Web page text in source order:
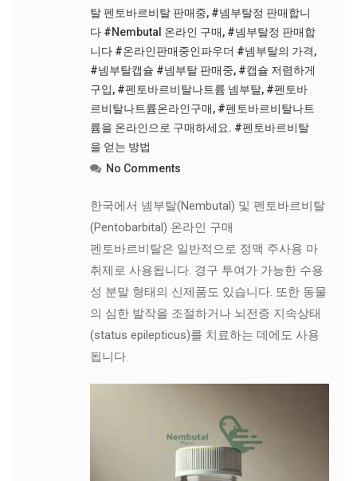
탈 펜토바르비탈 판매중, #넴부탈정 판매합니
다 #Nembutal 온라인 구매, #넴부탈정 판매합
니다 #온라인판매중인파우더 #넴부탈의 가격,
#넴부탈캡슐 #넴부탈 판매중, #캡슐 저렴하게
구입, #펜토바르비탈나트륨 넴부탈, #펜토바
르비탈나트륨온라인구매, #펜토바르비탈나트
륨을 온라인으로 구매하세요. #펜토바르비탈
을 얻는 방법
No Comments
한국에서 넴부탈(Nembutal) 및 펜토바르비탈
(Pentobarbital) 온라인 구매
펜토바르비탈은 일반적으로 정맥 주사용 마
취제로 사용됩니다. 경구 투여가 가능한 수용
성 분말 형태의 신제품도 있습니다. 또한 동물
의 심한 발작을 조절하거나 뇌전증 지속상태
(status epilepticus)를 치료하는 데에도 사용
됩니다.